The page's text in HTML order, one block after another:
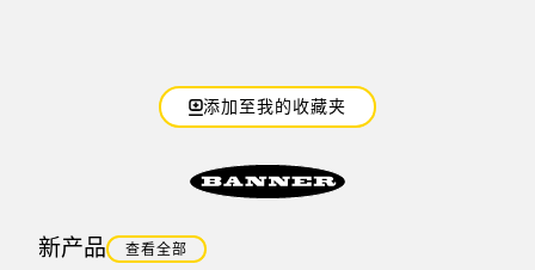
添加至我的收藏夹
新产品 查看全部